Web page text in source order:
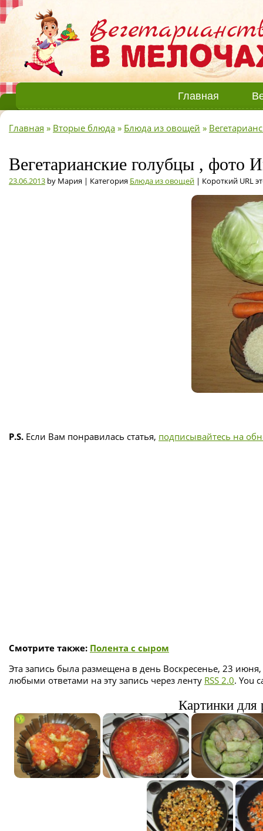
Главная
Главная » Вторые блюда » Блюда из овощей »
Вегетарианские голубцы , фото
23.06.2013 by Мария | Категория Блюда из овощей | Короткий URL
P.S. Если Вам понравилась статья, подписывайтесь на
Смотрите также: Полента с сыром
Эта запись была размещена в день Воскресенье, 23
любыми ответами на эту запись через ленту RSS 2.0. You
Картинки для